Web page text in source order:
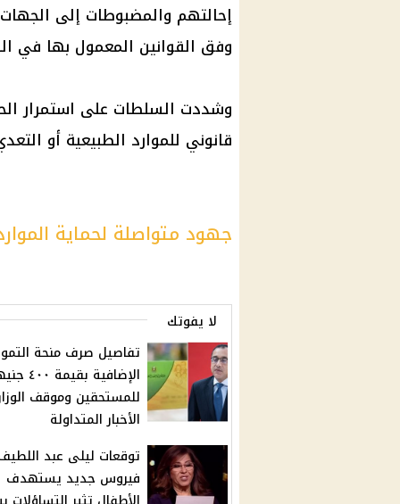
إحالتهم والمضبوطات إلى
وفق القوانين المعمول بها في
وشددت السلطات على استمرار
قانوني للموارد الطبيعية أو
جهود متواصلة لحماية
لا يفوتك
تفاصيل صرف منحة
الإضافية بقيمة
للمستحقين وموقف
الأخبار المتداولة
توقعات ليلى عبد
فيروس جديد يستهدف